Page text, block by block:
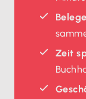
Zeit